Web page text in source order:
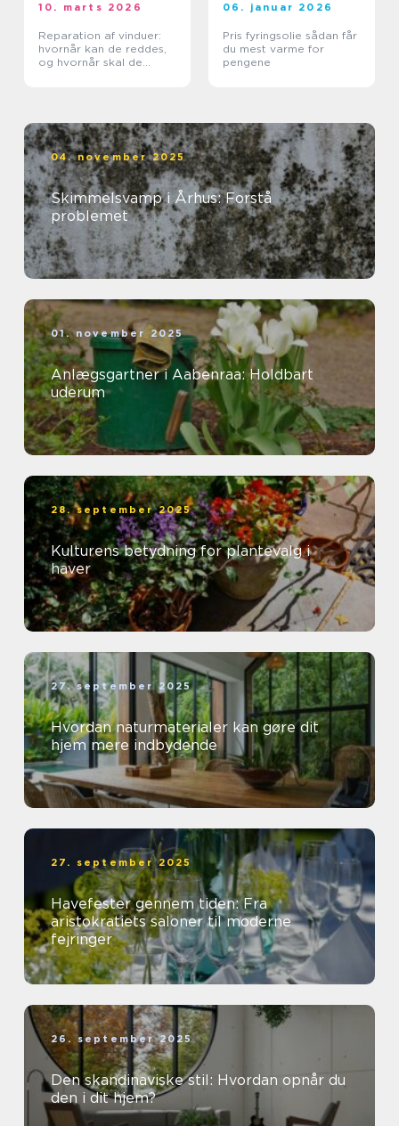
10. marts 2026
Reparation af vinduer:
hvornår kan de reddes,
og hvornår skal de
06. januar 2026
Pris fyringsolie sådan får
du mest varme for
pengene
04. november 2025
Skimmelsvamp i Århus: Forstå
problemet
01. november 2025
Anlægsgartner i Aabenraa: Holdbart
uderum
28. september 2025
Kulturens betydning for plantevalg i
haver
27. september 2025
Hvordan naturmaterialer kan gøre dit
hjem mere indbydende
27. september 2025
Havefester gennem tiden: Fra
aristokratiets saloner til moderne
fejringer
26. september 2025
Den skandinaviske stil: Hvordan opnår du
den i dit hjem?